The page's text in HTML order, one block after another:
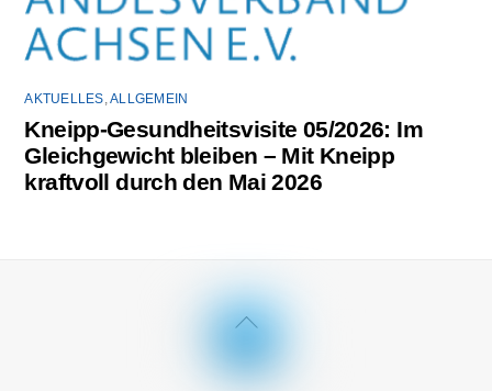
AKTUELLES ,ALLGEMEIN
Kneipp-Gesundheitsvisite 05/2026: Im
Gleichgewicht bleiben – Mit Kneipp
kraftvoll durch den Mai 2026
Back